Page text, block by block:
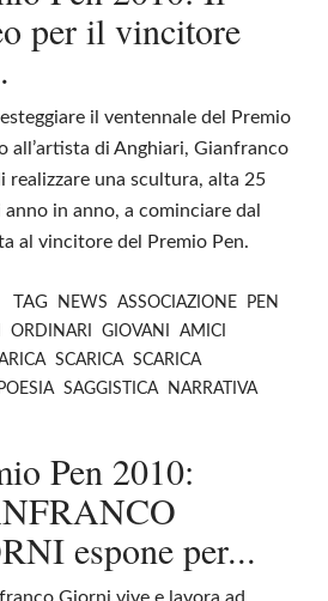
per il vincitore
il ventennale del Premio
all’artista di Anghiari, Gianfranco
una scultura, alta 25
in anno, a cominciare dal
al vincitore del Premio Pen.
TAG NEWS ASSOCIAZIONE
PEN
ORDINARI GIOVANI
AMICI
SCARICA SCARICA
POESIA SAGGISTICA NARRATIVA
Pen 2010:
espone per...